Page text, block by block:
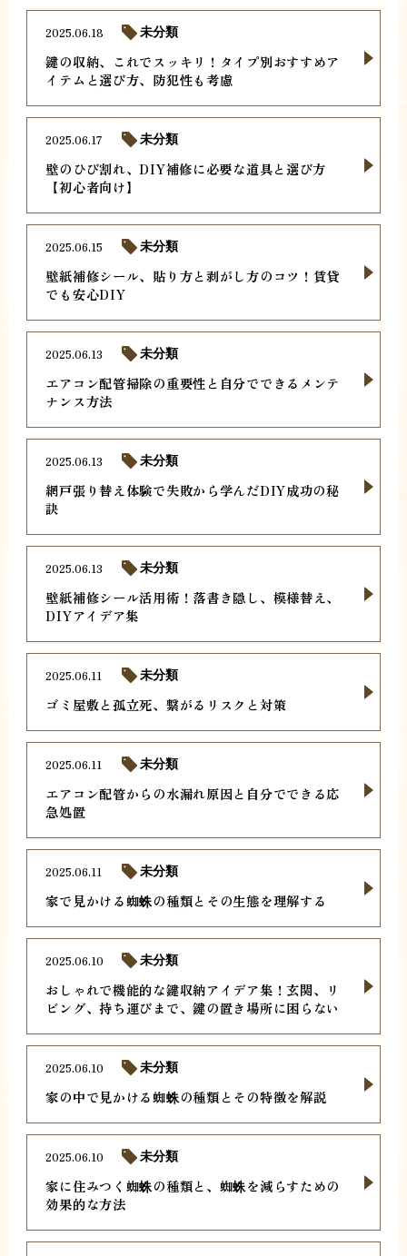
鍵の収納、これでスッキリ！タイプ別おすすめア
イテムと選び方、防犯性も考慮
2025.06.18 未分類
壁のひび割れ、DIY補修に必要な道具と選び方
【初心者向け】
2025.06.17 未分類
壁紙補修シール、貼り方と剥がし方のコツ！賃貸
でも安心DIY
2025.06.15 未分類
エアコン配管掃除の重要性と自分でできるメンテ
ナンス方法
2025.06.13 未分類
網戸張り替え体験で失敗から学んだDIY成功の秘
訣
2025.06.13 未分類
壁紙補修シール活用術！落書き隠し、模様替え、
DIYアイデア集
2025.06.13 未分類
ゴミ屋敷と孤立死、繋がるリスクと対策
2025.06.11 未分類
エアコン配管からの水漏れ原因と自分でできる応
急処置
2025.06.11 未分類
家で見かける蜘蛛の種類とその生態を理解する
2025.06.11 未分類
おしゃれで機能的な鍵収納アイデア集！玄関、リ
ビング、持ち運びまで、鍵の置き場所に困らない
2025.06.10 未分類
家の中で見かける蜘蛛の種類とその特徴を解説
2025.06.10 未分類
家に住みつく蜘蛛の種類と、蜘蛛を減らすための
効果的な方法
2025.06.10 未分類